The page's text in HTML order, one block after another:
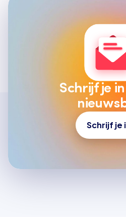
Schrijf je
Schrijf je